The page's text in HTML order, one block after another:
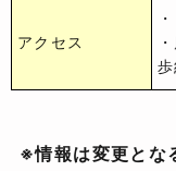
アクセス
※情報は変更とな